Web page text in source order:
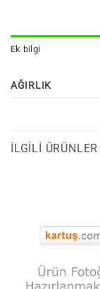
Ek bilgi
AĞIRLIK
İLGILI ÜRÜNLER